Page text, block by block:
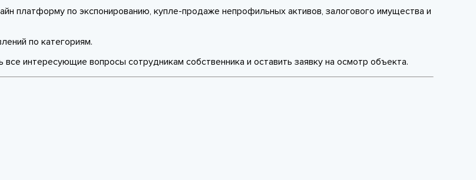
платформу по экспонированию, купле-продаже непрофильных активов, залогового имущества и
по категориям.
интересующие вопросы сотрудникам собственника и оставить заявку на осмотр объекта.